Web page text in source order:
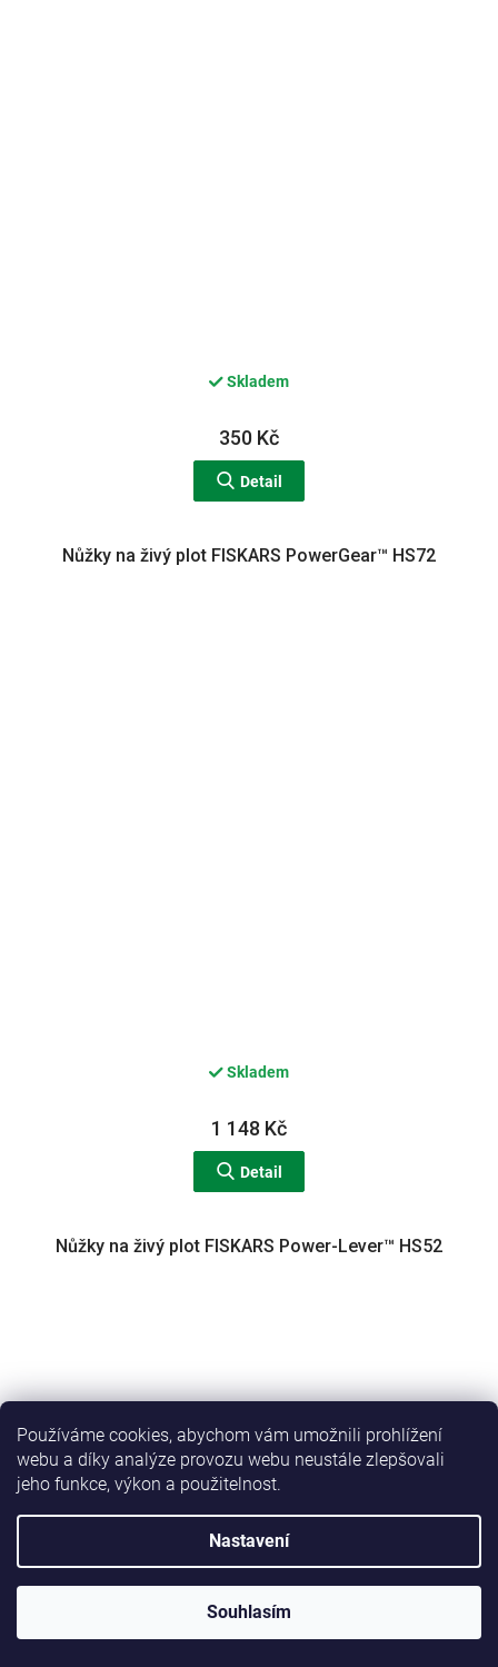
Používáme cookies, abychom vám umožnili prohlížení
webu a díky analýze provozu webu neustále zlepšovali
jeho funkce, výkon a použitelnost.
Nastavení
Souhlasím
Skladem
350 Kč
Detail
Nůžky na živý plot FISKARS PowerGear™ HS72
Skladem
1 148 Kč
Detail
Nůžky na živý plot FISKARS Power-Lever™ HS52